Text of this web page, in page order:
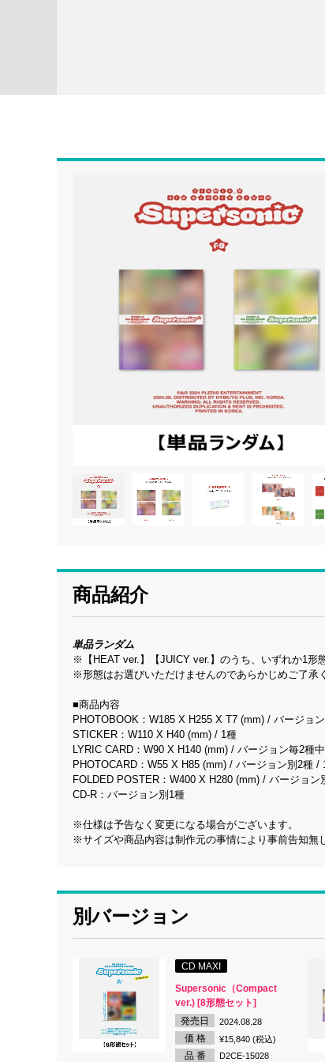
商品紹介
単品ランダム
※【HEAT ver.】【JUICY ver.】のうち、いずれか1形
※形態はお選びいただけませんのであらかじめご了承
■商品内容
PHOTOBOOK：W185 X H255 X T7 (mm) / バージョ
STICKER：W110 X H40 (mm) / 1種
LYRIC CARD：W90 X H140 (mm) / バージョン毎2種
PHOTOCARD：W55 X H85 (mm) / バージョン別2種 /
FOLDED POSTER：W400 X H280 (mm) / バージョン
CD-R：バージョン別1種
※仕様は予告なく変更になる場合がございます。
※サイズや商品内容は制作元の事情により事前告知無
別バージョン
CD MAXI
Supersonic（Compact
ver.) [8形態セット]
発売日
2024.08.28
価 格 ¥15,840 (税込)
品 番 D2CE-15028